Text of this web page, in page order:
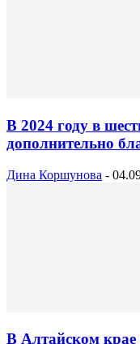
В 2024 году в
дополнительно
Дина Коршунова -
В Алтайском крае